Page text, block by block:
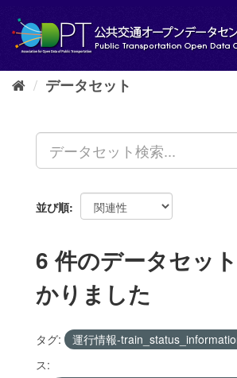
し
データセット
並び順
6 件のデータセッ
かりました
タグ: 運行情報-
ス: